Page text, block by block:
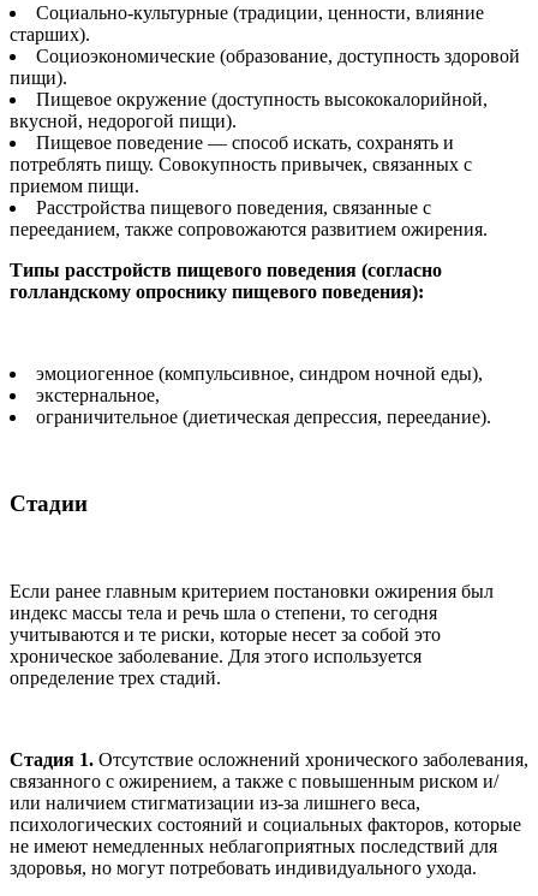
Социально-культурные (традиции, ценности, влияние
старших).
Социоэкономические (образование, доступность здоровой
пищи).
Пищевое окружение (доступность высококалорийной,
вкусной, недорогой пищи).
Пищевое поведение — способ искать, сохранять и
потреблять пищу. Совокупность привычек, связанных с
приемом пищи.
Расстройства пищевого поведения, связанные с
перееданием, также сопровожаются развитием ожирения.
Типы расстройств пищевого поведения (согласно
голландскому опроснику пищевого поведения):
эмоциогенное (компульсивное, синдром ночной еды),
экстернальное,
ограничительное (диетическая депрессия, переедание).
Стадии
Если ранее главным критерием постановки ожирения был
индекс массы тела и речь шла о степени, то сегодня
учитываются и те риски, которые несет за собой это
хроническое заболевание. Для этого используется
определение трех стадий.
Стадия 1. Отсутствие осложнений хронического заболевания,
связанного с ожирением, а также с повышенным риском и/
или наличием стигматизации из-за лишнего веса,
психологических состояний и социальных факторов, которые
не имеют немедленных неблагоприятных последствий для
здоровья, но могут потребовать индивидуального ухода.